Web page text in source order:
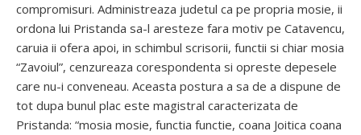
compromisuri. Administreaza judetul ca pe propria mosie, ii
ordona lui Pristanda sa-l aresteze fara motiv pe Catavencu,
caruia ii ofera apoi, in schimbul scrisorii, functii si chiar mosia
“Zavoiul”, cenzureaza corespondenta si opreste depesele
care nu-i conveneau. Aceasta postura a sa de a dispune de
tot dupa bunul plac este magistral caracterizata de
Pristanda: “mosia mosie, functia functie, coana Joitica coana